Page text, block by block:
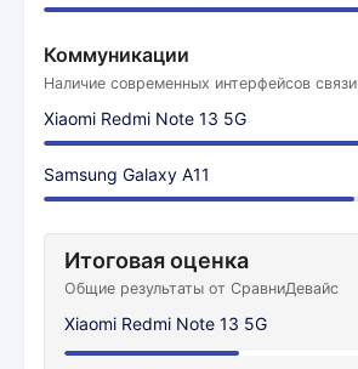
Коммуникации
Наличие современных интерфейсов связи
Xiaomi Redmi Note 13 5G
Samsung Galaxy A11
Итоговая оценка
Общие результаты от СравниДевайс
Xiaomi Redmi Note 13 5G